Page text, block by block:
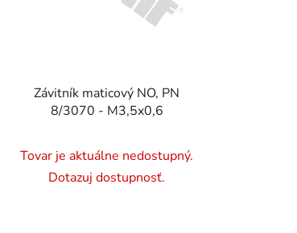
Závitník maticový NO, PN
8/3070 - M3,5x0,6
Tovar je aktuálne nedostupný.
Dotazuj dostupnosť.